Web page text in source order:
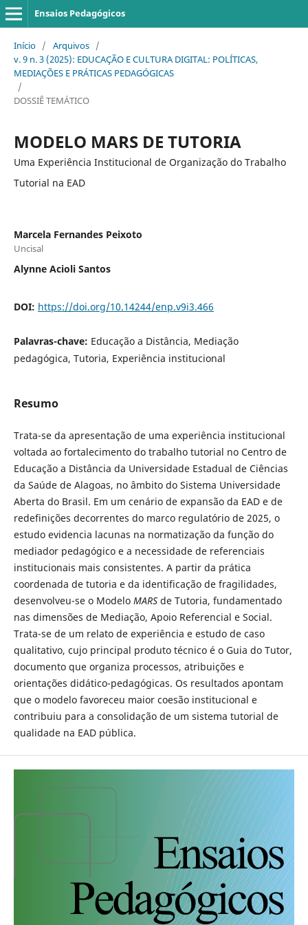
Ensaios Pedagógicos
Início / Arquivos /
v. 9 n. 3 (2025): EDUCAÇÃO E CULTURA DIGITAL: POLÍTICAS,
MEDIAÇÕES E PRÁTICAS PEDAGÓGICAS
/
DOSSIÊ TEMÁTICO
MODELO MARS DE TUTORIA
Uma Experiência Institucional de Organização do Trabalho
Tutorial na EAD
Marcela Fernandes Peixoto
Uncisal
Alynne Acioli Santos
DOI: https://doi.org/10.14244/enp.v9i3.466
Palavras-chave: Educação a Distância, Mediação
pedagógica, Tutoria, Experiência institucional
Resumo
Trata-se da apresentação de uma experiência institucional
voltada ao fortalecimento do trabalho tutorial no Centro de
Educação a Distância da Universidade Estadual de Ciências
da Saúde de Alagoas, no âmbito do Sistema Universidade
Aberta do Brasil. Em um cenário de expansão da EAD e de
redefinições decorrentes do marco regulatório de 2025, o
estudo evidencia lacunas na normatização da função do
mediador pedagógico e a necessidade de referenciais
institucionais mais consistentes. A partir da prática
coordenada de tutoria e da identificação de fragilidades,
desenvolveu-se o Modelo MARSde Tutoria, fundamentado
nas dimensões de Mediação, Apoio Referencial e Social.
Trata-se de um relato de experiência e estudo de caso
qualitativo, cujo principal produto técnico é o Guia do Tutor,
documento que organiza processos, atribuições e
orientações didático-pedagógicas. Os resultados apontam
que o modelo favoreceu maior coesão institucional e
contribuiu para a consolidação de um sistema tutorial de
qualidade na EAD pública.